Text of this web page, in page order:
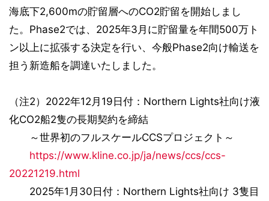
海底下2,600mの貯留層へのCO2貯留を開始しまし
た。Phase2では、2025年3月に貯留量を年間500万ト
ン以上に拡張する決定を行い、今般Phase2向け輸送を
担う新造船を調達いたしました。
（注2）2022年12月19日付：Northern Lights社向け液
化CO2船2隻の長期契約を締結
～世界初のフルスケールCCSプロジェクト～
https://www.kline.co.jp/ja/news/ccs/ccs-
20221219.html
2025年1月30日付：Northern Lights社向け 3隻目